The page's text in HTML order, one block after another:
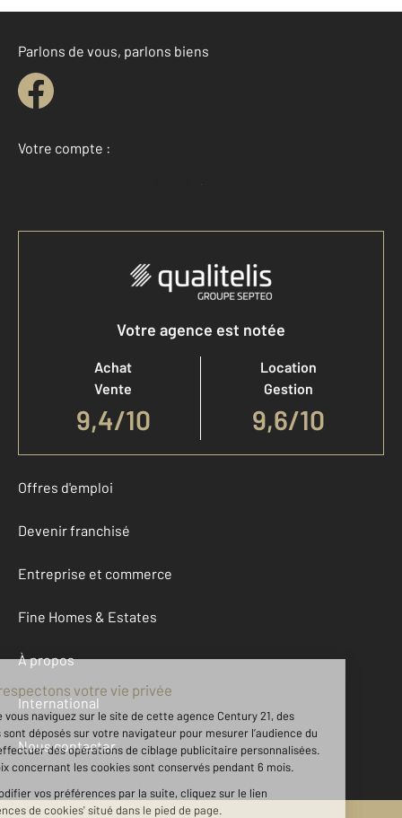
Parlons de vous, parlons biens
Votre compte :
Accéder à mon compte
Votre agence est notée
Achat
Vente
9,4/10
Location
Gestion
9,6/10
Offres d'emploi
Devenir franchisé
Entreprise et commerce
Fine Homes & Estates
À propos
International
Nous contacter